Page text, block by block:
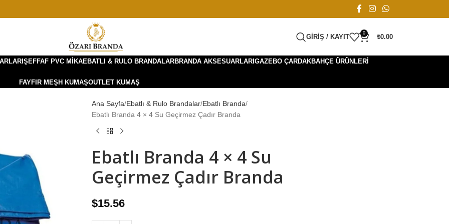
GIRIŞ / KAYIT
0
₺0.00
ŞEFFAF PVC MIKAEBATLI & RULO BRANDALARBRANDA AKSESUARLARIGAZEBO ÇARDAKBAHÇE ÜRÜNLERI
FAYFIR MEŞH KUMAŞOUTLET KUMAŞ
Ana Sayfa Ebatlı & Rulo Brandalar Ebatlı Branda
Ebatlı Branda 4 × 4 Su Geçirmez Çadır Branda
Ebatlı Branda 4 × 4 Su
Geçirmez Çadır Branda
$15.56